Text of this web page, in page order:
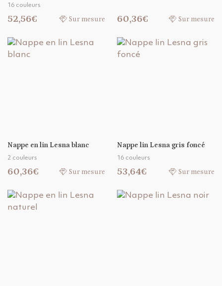
16 couleurs
52,56€ Sur mesure 60,36€ Sur mesure
Nappe en lin Lesna blanc
2 couleurs
60,36€ Sur mesure
Nappe lin Lesna gris foncé
16 couleurs
53,64€ Sur mesure